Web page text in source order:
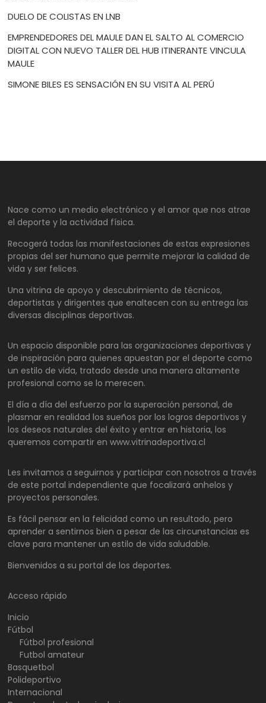
DUELO DE COLISTAS EN LNB
EMPRENDEDORES DEL MAULE DAN EL SALTO AL COMERCIO
DIGITAL CON NUEVO TALLER DEL HUB ITINERANTE VINCULA
MAULE
SIMONE BILES ES SENSACIÓN EN SU VISITA AL PERÚ
Nace como un medio electrónico y el amor que nos atrae
el deporte y la actividad física.
Recogerá todas las manifestaciones de estas expresiones
propias del ser humano que permite mejorar la calidad de
vida y ser felices.
Una vitrina de apoyo y descubrimiento de técnicos,
deportistas y dirigentes que enaltecen con su entrega las
diversas disciplinas deportivas.
Un espacio disponible para las organizaciones deportivas y
de inspiración para quienes apuestan por el deporte como
un estilo de vida, tratado desde una manera altamente
profesional como se lo merecen.
El día a día del esfuerzo por la superación personal, de
plasmar en realidad los sueños por los logros deportivos y
los deseos naturales del éxito y entrar en historia, los
queremos compartir en www.vitrinadeportiva.cl
Les invitamos a seguirnos y participar con nosotros a través
de este portal independiente que focalizará anhelos y
proyectos personales.
Es fácil pensar en la felicidad como un resultado, pero
aprender a sentirnos bien a pesar de las circunstancias es
clave para mantener un estilo de vida saludable.
Bienvenidos a su portal de los deportes.
Acceso rápido
Inicio
Fútbol
Fútbol profesional
Futbol amateur
Basquetbol
Polideportivo
Internacional